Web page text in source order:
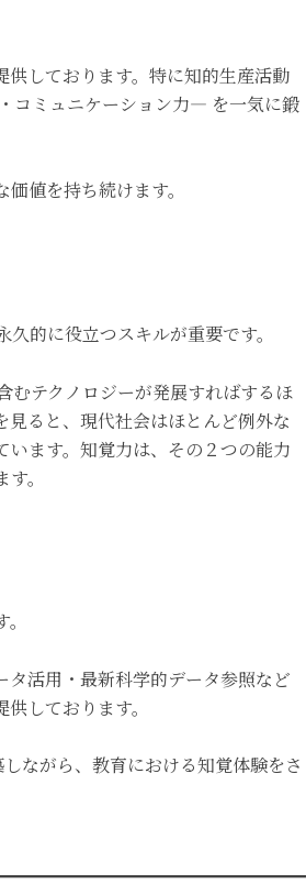
しております。特に知的生産活動
コミュニケーション力― を一気に鍛
値を持ち続けます。
的に役立つスキルが重要です。
むテクノロジーが発展すればするほ
ると、現代社会はほとんど例外な
います。知覚力は、その２つの能力
。
活用・最新科学的データ参照など
しております。
ながら、教育における知覚体験をさ